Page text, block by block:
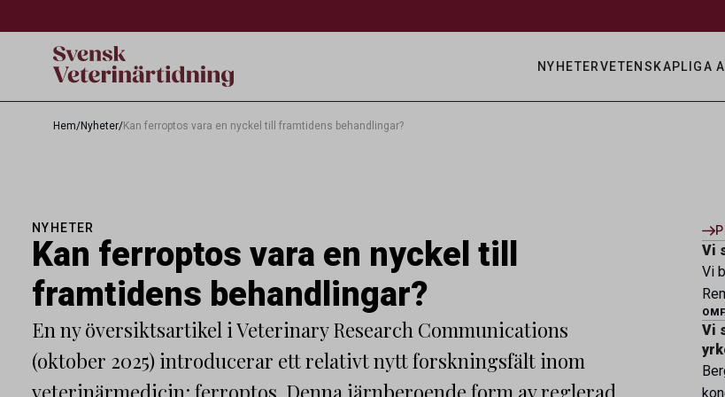
NYHETERVETENSKAPLIGA
Hem/Nyheter/Kan ferroptos vara en nyckel till framtidens behandlingar?
NYHETER
Kan ferroptos vara en nyckel till
framtidens behandlingar?
En ny översiktsartikel i Veterinary Research Communications
(oktober 2025) introducerar ett relativt nytt forskningsfält inom
veterinärmedicin: ferroptos. Denna järnberoende form av reglerad
Vi
Vi
Vi